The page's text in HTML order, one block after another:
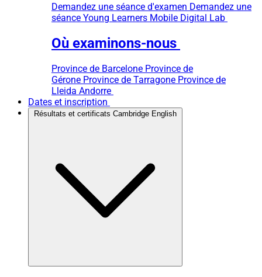
Demandez une séance d'examen Demandez une
séance Young Learners Mobile Digital Lab
Où examinons-nous
Province de Barcelone Province de
Gérone Province de Tarragone Province de
Lleida Andorre
Dates et inscription